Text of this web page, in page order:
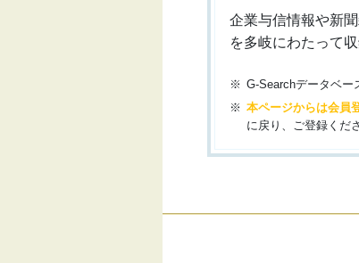
企業与信情報や新
を多岐にわたって
G-Searchデータベー
本ページからは会員
に戻り、ご登録くだ